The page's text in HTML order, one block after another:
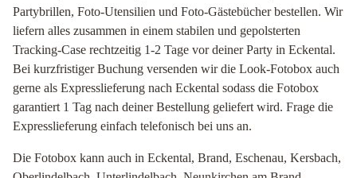
Partybrillen, Foto-Utensilien und Foto-Gästebücher bestellen. Wir
liefern alles zusammen in einem stabilen und gepolsterten
Tracking-Case rechtzeitig 1-2 Tage vor deiner Party in Eckental.
Bei kurzfristiger Buchung versenden wir die Look-Fotobox auch
gerne als Expresslieferung nach Eckental sodass die Fotobox
garantiert 1 Tag nach deiner Bestellung geliefert wird. Frage die
Expresslieferung einfach telefonisch bei uns an.
Die Fotobox kann auch in Eckental, Brand, Eschenau, Kersbach,